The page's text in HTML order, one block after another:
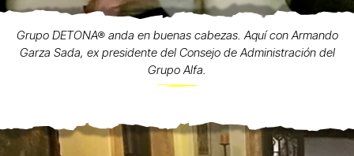
Grupo DETONA® anda en buenas cabezas. Aquí con Armando
Garza Sada, ex presidente del Consejo de Administración del
Grupo Alfa.